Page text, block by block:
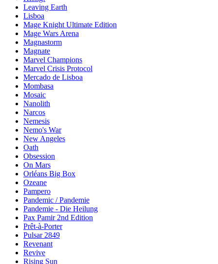
Leaving Earth
Lisboa
Mage Knight Ultimate Edition
Mage Wars Arena
Magnastorm
Magnate
Marvel Champions
Marvel Crisis Protocol
Mercado de Lisboa
Mombasa
Mosaic
Nanolith
Narcos
Nemesis
Nemo's War
New Angeles
Oath
Obsession
On Mars
Orléans Big Box
Ozeane
Pampero
Pandemic / Pandemie
Pandemie - Die Heilung
Pax Pamir 2nd Edition
Prêt-à-Porter
Pulsar 2849
Revenant
Revive
Rising Sun